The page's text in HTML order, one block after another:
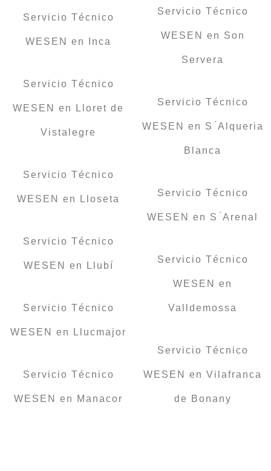
Servicio Técnico
WESEN en Inca
Servicio Técnico
WESEN en Lloret de
Vistalegre
Servicio Técnico
WESEN en Lloseta
Servicio Técnico
WESEN en Llubí
Servicio Técnico
WESEN en Llucmajor
Servicio Técnico
WESEN en Manacor
Servicio Técnico
WESEN en Son
Servera
Servicio Técnico
WESEN en S ́Alqueria
Blanca
Servicio Técnico
WESEN en S ́Arenal
Servicio Técnico
WESEN en
Valldemossa
Servicio Técnico
WESEN en Vilafranca
de Bonany